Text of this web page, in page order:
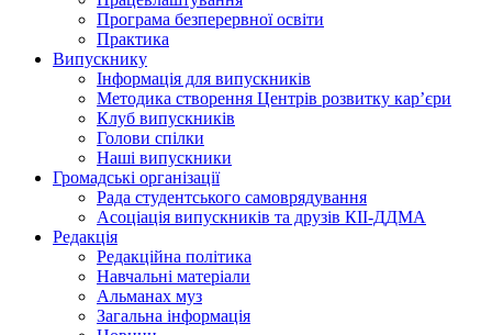
Програма безперервної освіти
Практика
Випускнику
Інформація для випускників
Методика створення Центрів розвитку кар’єри
Клуб випускників
Голови спілки
Наші випускники
Громадські організації
Рада студентського самоврядування
Асоціація випускників та друзів КІІ-ДДМА
Редакція
Редакційна політика
Навчальні матеріали
Альманах муз
Загальна інформація